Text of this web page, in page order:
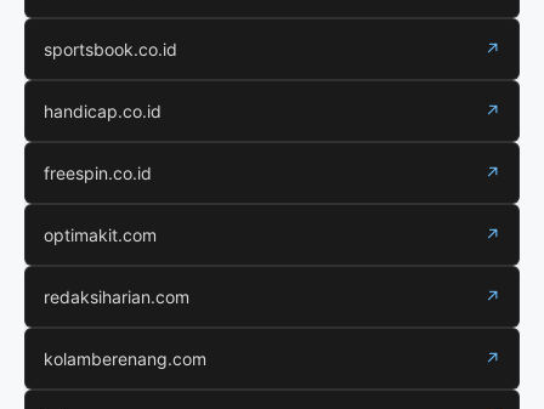
sportsbook.co.id ↗
handicap.co.id ↗
freespin.co.id ↗
optimakit.com ↗
redaksiharian.com ↗
kolamberenang.com ↗